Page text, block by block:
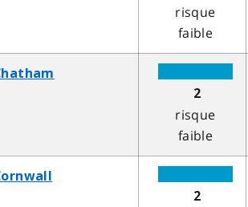
risque
faible
2
risque
faible
2